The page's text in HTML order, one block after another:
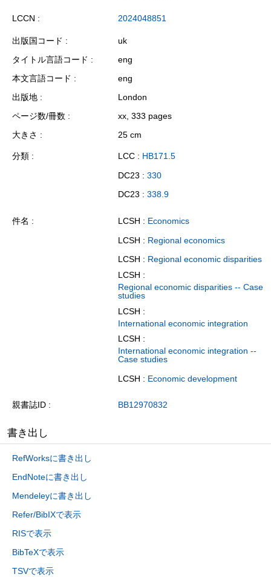
LCCN 2024048851
出版国コード
uk
タイトル言語コード
eng
本文言語コード
eng
出版地
London
ページ数/冊数
xx, 333 pages
大きさ
25 cm
分類 LCC : HB171.5
DC23 : 330
DC23 : 338.9
件名 LCSH : Economics
LCSH : Regional economics
LCSH : Regional economic disparities
LCSH :
Regional economic disparities -- Case
studies
LCSH :
International economic integration
LCSH :
International economic integration --
Case studies
LCSH : Economic development
親書誌ID BB12970832
書き出し
RefWorksに書き出し
EndNoteに書き出し
Mendeleyに書き出し
Refer/BibIXで表示
RISで表示
BibTeXで表示
TSVで表示